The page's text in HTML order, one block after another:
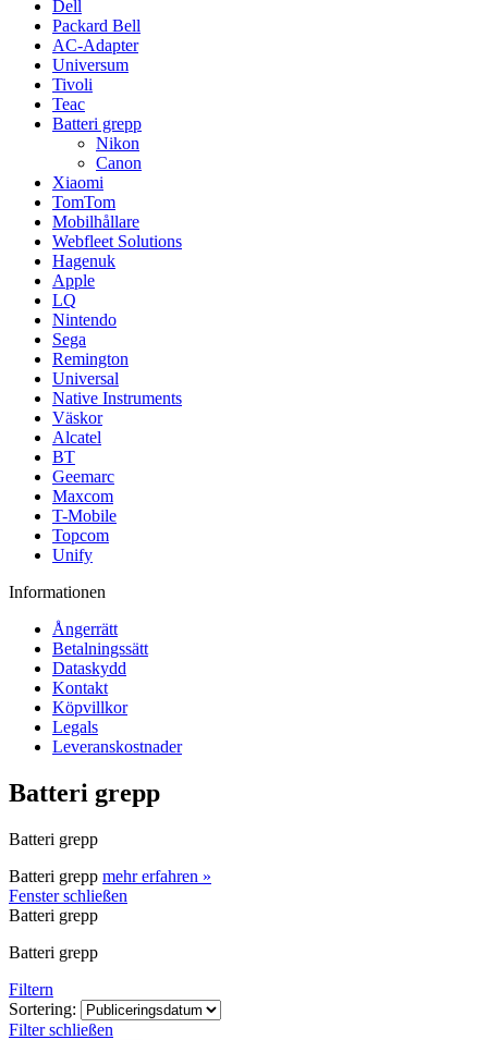
Dell
Packard Bell
AC-Adapter
Universum
Tivoli
Teac
Batteri grepp
Nikon
Canon
Xiaomi
TomTom
Mobilhållare
Webfleet Solutions
Hagenuk
Apple
LQ
Nintendo
Sega
Remington
Universal
Native Instruments
Väskor
Alcatel
BT
Geemarc
Maxcom
T-Mobile
Topcom
Unify
Informationen
Ångerrätt
Betalningssätt
Dataskydd
Kontakt
Köpvillkor
Legals
Leveranskostnader
Batteri grepp
Batteri grepp
Batteri grepp mehr erfahren »
Fenster schließen
Batteri grepp
Batteri grepp
Filtern
Sortering:
Filter schließen